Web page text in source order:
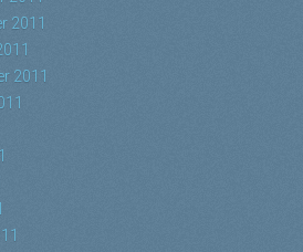
2011
2011